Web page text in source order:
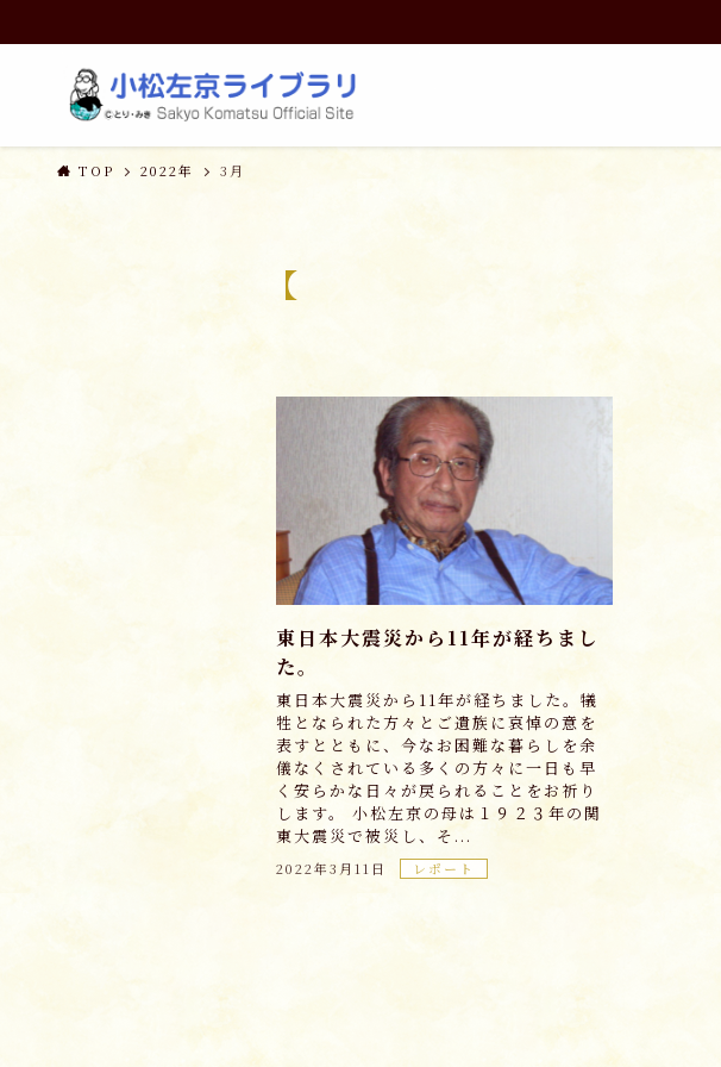
TOP 2022年 3月
東日本大震災から11年が経ちまし
た。
東日本大震災から11年が経ちました。犠
牲となられた方々とご遺族に哀悼の意を
表すとともに、今なお困難な暮らしを余
儀なくされている多くの方々に一日も早
く安らかな日々が戻られることをお祈り
します。 小松左京の母は１９２３年の関
東大震災で被災し、そ...
2022年3月11日 レポート